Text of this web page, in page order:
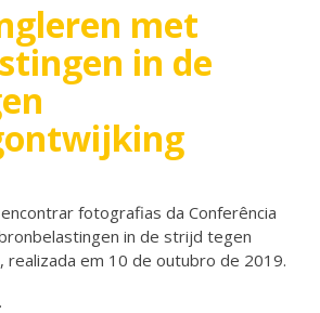
met
in de
fotografias da Conferência
in de strijd tegen
realizada em 10 de outubro de 2019.